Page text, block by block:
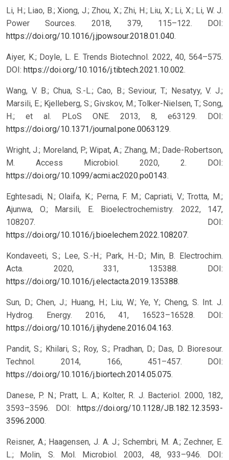
Li, H.; Liao, B.; Xiong, J.; Zhou, X.; Zhi, H.; Liu, X.; Li, X.; Li, W. J.
Power Sources. 2018, 379, 115–122. DOI:
https://doi.org/10.1016/j.jpowsour.2018.01.040.
Aiyer, K.; Doyle, L. E. Trends Biotechnol. 2022, 40, 564–575.
DOI: https://doi.org/10.1016/j.tibtech.2021.10.002.
Wang, V. B.; Chua, S.-L.; Cao, B.; Seviour, T.; Nesatyy, V. J.;
Marsili, E.; Kjelleberg, S.; Givskov, M.; Tolker-Nielsen, T.; Song,
H.; et al. PLoS ONE. 2013, 8, e63129. DOI:
https://doi.org/10.1371/journal.pone.0063129.
Wright, J.; Moreland, P.; Wipat, A.; Zhang, M.; Dade-Robertson,
M. Access Microbiol. 2020, 2. DOI:
https://doi.org/10.1099/acmi.ac2020.po0143.
Eghtesadi, N.; Olaifa, K.; Perna, F. M.; Capriati, V.; Trotta, M.;
Ajunwa, O.; Marsili, E. Bioelectrochemistry. 2022, 147,
108207. DOI:
https://doi.org/10.1016/j.bioelechem.2022.108207.
Kondaveeti, S.; Lee, S.-H.; Park, H.-D.; Min, B. Electrochim.
Acta. 2020, 331, 135388. DOI:
https://doi.org/10.1016/j.electacta.2019.135388.
Sun, D.; Chen, J.; Huang, H.; Liu, W.; Ye, Y.; Cheng, S. Int. J.
Hydrog. Energy. 2016, 41, 16523–16528. DOI:
https://doi.org/10.1016/j.ijhydene.2016.04.163.
Pandit, S.; Khilari, S.; Roy, S.; Pradhan, D.; Das, D. Bioresour.
Technol. 2014, 166, 451–457. DOI:
https://doi.org/10.1016/j.biortech.2014.05.075.
Danese, P. N.; Pratt, L. A.; Kolter, R. J. Bacteriol. 2000, 182,
3593–3596. DOI: https://doi.org/10.1128/JB.182.12.3593-
3596.2000.
Reisner, A.; Haagensen, J. A. J.; Schembri, M. A.; Zechner, E.
L.; Molin, S. Mol. Microbiol. 2003, 48, 933–946. DOI: